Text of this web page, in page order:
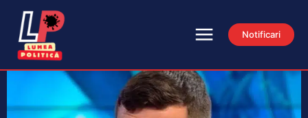
Notificari